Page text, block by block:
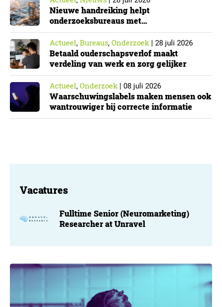
Nieuwe handreiking helpt
onderzoeksbureaus met
Cyberbeveiligingswet
Actueel, Bureaus, Onderzoek| 28 juli 2026
Betaald ouderschapsverlof maakt
verdeling van werk en zorg gelijker
Actueel, Onderzoek| 08 juli 2026
Waarschuwingslabels maken mensen ook
wantrouwiger bij correcte informatie
Vacatures
Fulltime Senior (Neuromarketing)
Researcher at Unravel